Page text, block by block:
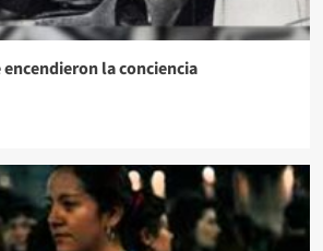
encendieron la conciencia